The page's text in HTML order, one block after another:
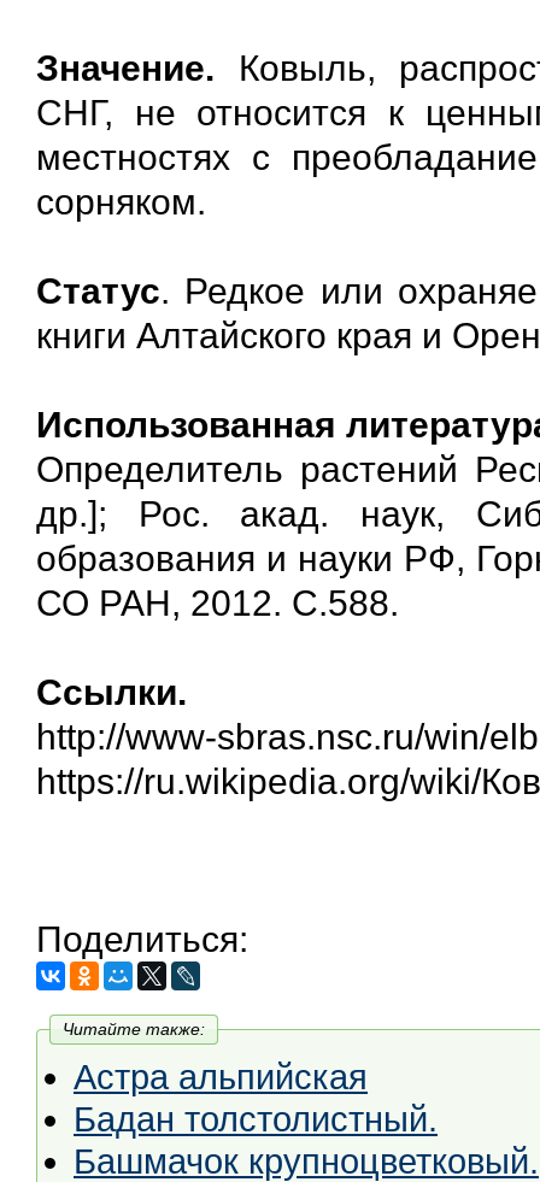
Значение. Ковыль,
СНГ, не относится к
местностях с
сорняком.
Статус. Редкое или
книги Алтайского края и
Использованная
Определитель растений
др.]; Рос. акад. наук,
образования и науки РФ,
СО РАН, 2012. С.588.
Ссылки.
http://www-sbras.nsc.ru/win/
https://ru.wikipedia.org/wiki/
Поделиться:
Читайте также:
Астра альпийская
Бадан толстолистный.
Башмачок крупноцветковый.